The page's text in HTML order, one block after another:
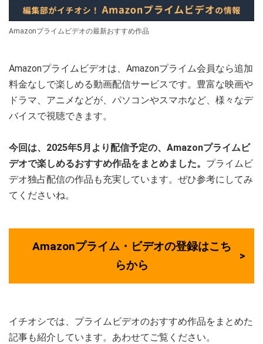
Amazonプライムビデオの最新おすすめ作品
Amazonプライムビデオは、Amazonプライム会員なら追加
料金なしで楽しめる動画配信サービスです。豊富な映画や
ドラマ、アニメなどが、パソコンやスマホなど、様々なデ
バイスで視聴できます。
今回は、2025年5月より配信予定の、Amazonプライムビ
デオで楽しめるおすすめ作品をまとめました。 プライムビ
デオ独占配信の作品も充実しています。ぜひ参考にしてみ
てくださいね。
Amazonプライム・ビデオの登録はこち
らから
イチオシでは、プライムビデオのおすすめ作品をまとめた
記事も紹介しています。あわせてご覧ください。